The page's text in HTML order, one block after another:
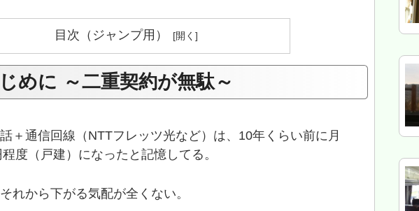
目次（ジャンプ用）
めに ～二重契約が無駄～
＋通信回線（NTTフレッツ光など）は、10年くらい前に月
度（戸建）になったと記憶してる。
れから下がる気配が全くない。